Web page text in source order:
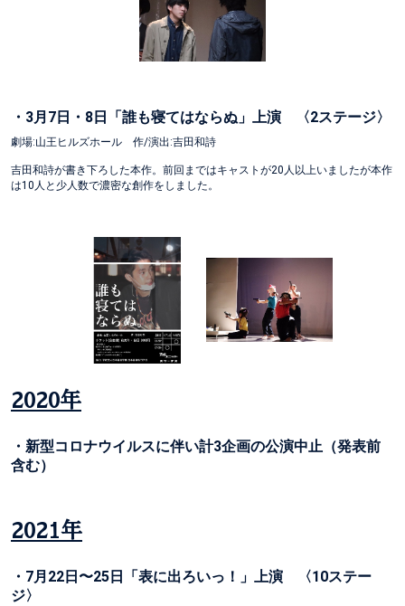
・3月7日・8日「誰も寝てはならぬ」上演 〈2ステージ〉
劇場:山王ヒルズホール 作/演出:吉田和詩
吉田和詩が書き下ろした本作。前回まではキャストが20人以上いましたが本作
は10人と少人数で濃密な創作をしました。
2020年
・新型コロナウイルスに伴い計3企画の公演中止（発表前
含む）
2021年
・7月22日〜25日「表に出ろいっ！」上演 〈10ステー
ジ〉